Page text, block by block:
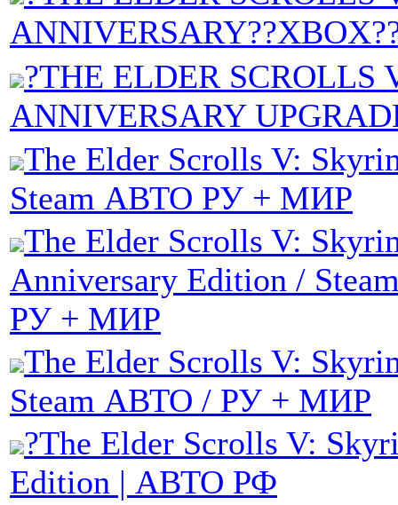
?THE ELDER SCROLLS
ANNIVERSARY
The Elder Scrolls V:
Steam АВТО РУ + МИР
The Elder Scrolls V:
Anniversary Edition /
РУ + МИР
The Elder Scrolls V:
Steam АВТО / РУ + МИР
?The Elder Scrolls V:
Edition | АВТО РФ